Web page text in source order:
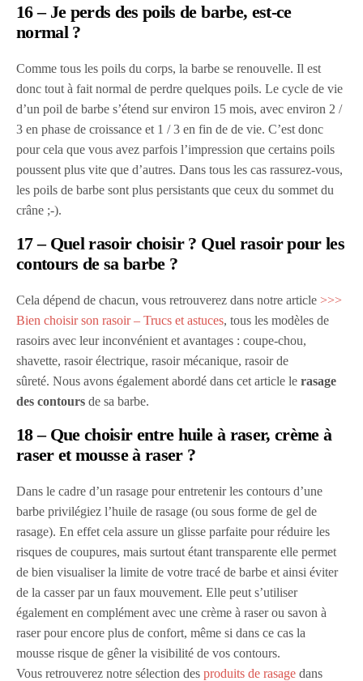
16 – Je perds des poils de barbe, est-ce
normal ?
Comme tous les poils du corps, la barbe se renouvelle. Il est
donc tout à fait normal de perdre quelques poils. Le cycle de vie
d’un poil de barbe s’étend sur environ 15 mois, avec environ 2 /
3 en phase de croissance et 1 / 3 en fin de de vie. C’est donc
pour cela que vous avez parfois l’impression que certains poils
poussent plus vite que d’autres. Dans tous les cas rassurez-vous,
les poils de barbe sont plus persistants que ceux du sommet du
crâne ;-).
17 – Quel rasoir choisir ? Quel rasoir pour les
contours de sa barbe ?
Cela dépend de chacun, vous retrouverez dans notre article>>>
Bien choisir son rasoir – Trucs et astuces, tous les modèles de
rasoirs avec leur inconvénient et avantages : coupe-chou,
shavette, rasoir électrique, rasoir mécanique, rasoir de
sûreté.Nous avons également abordé dans cet article lerasage
des contours de sa barbe.
18 – Que choisir entre huile à raser, crème à
raser et mousse à raser ?
Dans le cadre d’un rasage pour entretenir les contours d’une
barbe privilégiez l’huile de rasage (ou sous forme de gel de
rasage).En effet cela assure un glisse parfaite pour réduire les
risques de coupures, mais surtout étant transparente elle permet
de bien visualiser la limite de votre tracé de barbe et ainsi éviter
de la casser par un faux mouvement. Elle peut s’utiliser
également en complément avec une crème à raser ou savon à
raser pour encore plus de confort, même si dans ce cas la
mousse risque de gêner la visibilité de vos contours.
Vous retrouverez notre sélection desproduits de rasage dans